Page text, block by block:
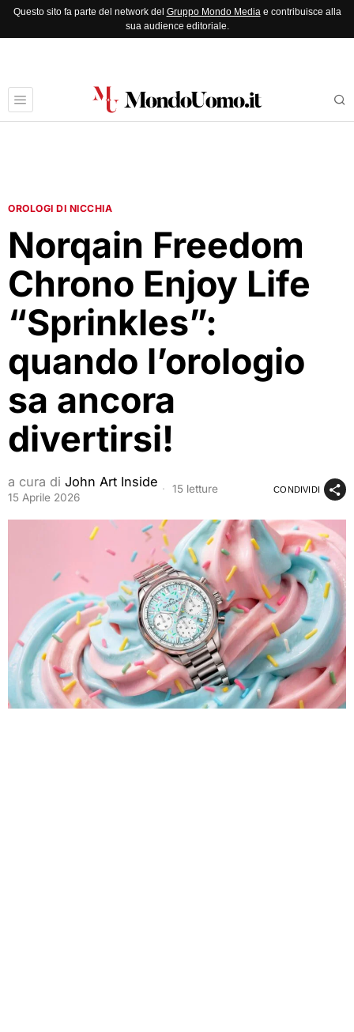
Questo sito fa parte del network del Gruppo Mondo Mediae contribuisce alla
sua audience editoriale.
OROLOGI DI NICCHIA
Norqain Freedom
Chrono Enjoy Life
“Sprinkles”:
quando l’orologio
sa ancora
divertirsi!
a cura di John Art Inside
15 Aprile 2026
15 letture CONDIVIDI